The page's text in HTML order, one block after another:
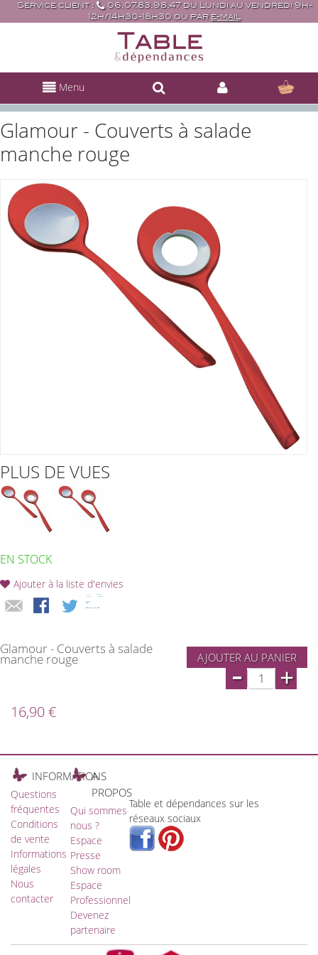
Service client :
06.07.83.98.47 du Lundi au vendredi 9h-
12h/14h30-18h30 ou par e-mail
Menu
Glamour - Couverts à salade
manche rouge
PLUS DE VUES
EN STOCK
Ajouter à la liste d'envies
Glamour - Couverts à salade
manche rouge AJOUTER AU PANIER
- +
16,90 €
INFORMATIONS
Questions
fréquentes
Conditions
de vente
Informations
légales
Nous
contacter
A
PROPOS
Qui sommes
nous ?
Espace
Presse
Show room
Espace
Professionnel
Devenez
partenaire
Table et dépendances sur les
réseaux sociaux